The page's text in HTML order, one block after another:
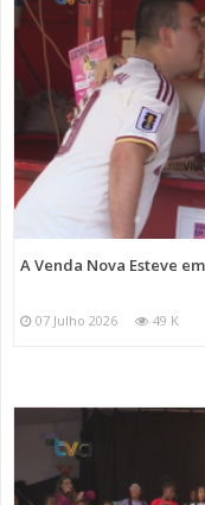
A Venda Nova Esteve
07 Julho 2026 49 K